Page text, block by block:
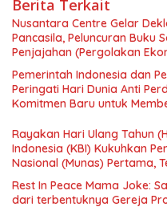
Berita Terkait
Nusantara Centre Gelar
Pancasila, Peluncuran Buku
Penjajahan (Pergolakan
Simposium Nasional
Nasional dan Kesejahteraan
Menuju Indonesia Emas
Pemerintah Indonesia dan
Peringati Hari Dunia Anti
Komitmen Baru untuk
Rayakan Hari Ulang Tahun
Indonesia (KBI) Kukuhkan
Nasional (Munas) Pertama,
Pengembangan Organisasi
Indonesia dan
Rest In Peace Mama Joke:
dari terbentuknya Gereja